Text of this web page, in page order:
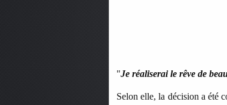
"Je réaliserai le rêve de
Selon elle, la décision a été